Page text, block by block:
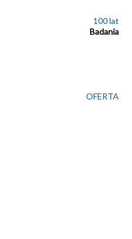
100 lat
Badania
OFERTA